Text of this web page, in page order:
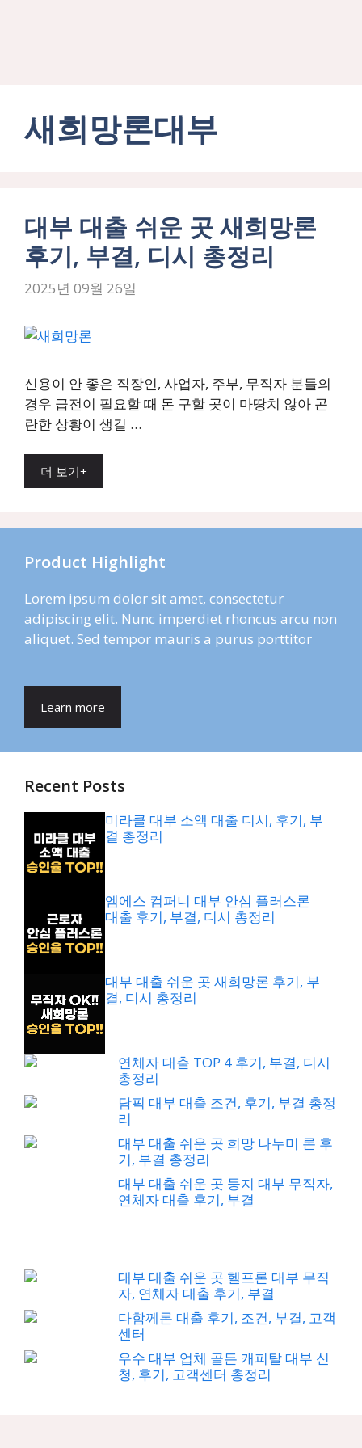
새희망론대부
대부 대출 쉬운 곳 새희망론
후기, 부결, 디시 총정리
2025년 09월 26일
신용이 안 좋은 직장인, 사업자, 주부, 무직자 분들의
경우 급전이 필요할 때 돈 구할 곳이 마땅치 않아 곤
란한 상황이 생길 …
더 보기+
Product Highlight
Lorem ipsum dolor sit amet, consectetur
adipiscing elit. Nunc imperdiet rhoncus arcu non
aliquet. Sed tempor mauris a purus porttitor
Learn more
Recent Posts
미라클 대부 소액 대출 디시, 후기, 부
결 총정리
엠에스 컴퍼니 대부 안심 플러스론
대출 후기, 부결, 디시 총정리
대부 대출 쉬운 곳 새희망론 후기, 부
결, 디시 총정리
연체자 대출 TOP 4 후기, 부결, 디시
총정리
담픽 대부 대출 조건, 후기, 부결 총정
리
대부 대출 쉬운 곳 희망 나누미 론 후
기, 부결 총정리
대부 대출 쉬운 곳 둥지 대부 무직자,
연체자 대출 후기, 부결
대부 대출 쉬운 곳 헬프론 대부 무직
자, 연체자 대출 후기, 부결
다함께론 대출 후기, 조건, 부결, 고객
센터
우수 대부 업체 골든 캐피탈 대부 신
청, 후기, 고객센터 총정리